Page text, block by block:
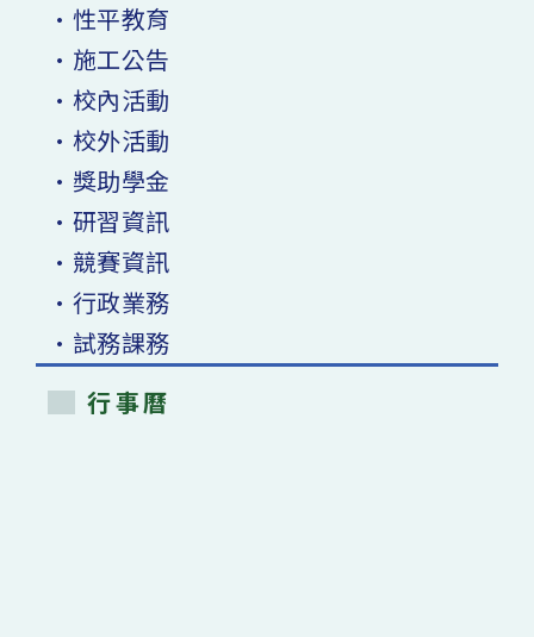
•性平教育
•施工公告
•校內活動
•校外活動
•獎助學金
•研習資訊
•競賽資訊
•行政業務
•試務課務
行事曆